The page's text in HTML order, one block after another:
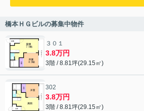
橋本ＨＧビルの募集中物件
３０１
3.8万円
3階 / 8.81坪(29.15㎡)
302
3.8万円
3階 / 8.81坪(29.15㎡)